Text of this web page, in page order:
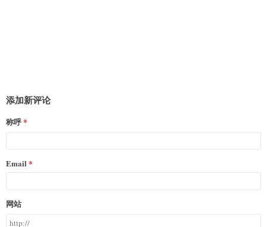
添加新评论
称呼
Email
网站